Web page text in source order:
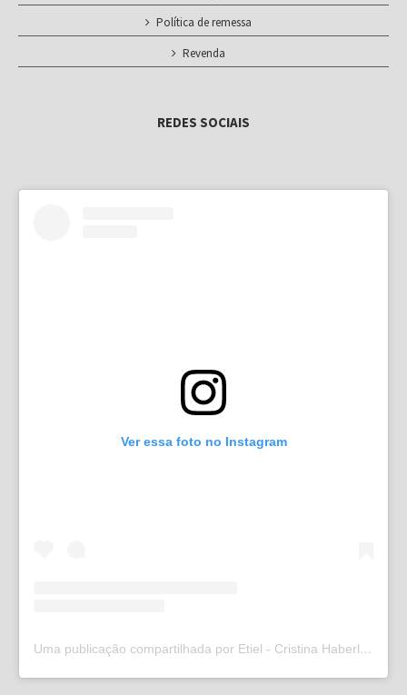
Política de remessa
Revenda
REDES SOCIAIS
Ver essa foto no Instagram
Uma publicação compartilhada por Etiel - Cristina Haberl (@etielweb)